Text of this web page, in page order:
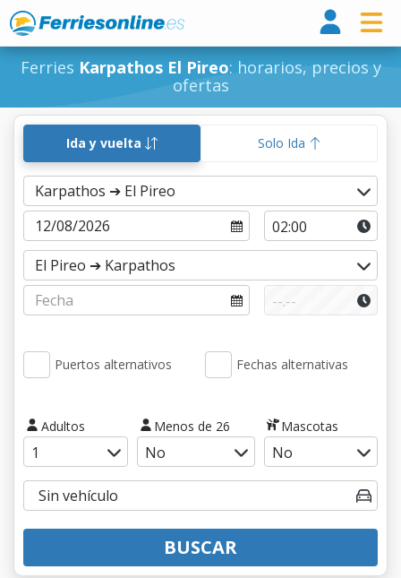
Ferries Karpathos El Pireo: horarios, precios y
ofertas
Ida y vuelta Solo Ida
Puertos alternativos Fechas alternativas
Adultos Menos de 26 Mascotas
BUSCAR